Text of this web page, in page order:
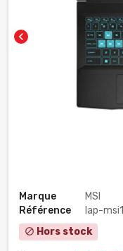
chevron_left
Marque
MSI
Référence
lap-
block Hors stock